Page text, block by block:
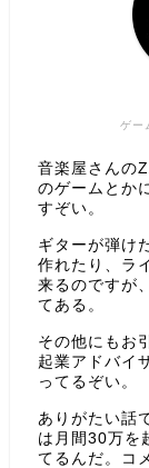
ゲー
音楽屋さんの
のゲームとか
すぞい。
ギターが弾け
作れたり、ラ
来るのですが
てある。
その他にもお
起業アドバイ
ってるぞい。
ありがたい話
は月間30万を
てるんだ。コ